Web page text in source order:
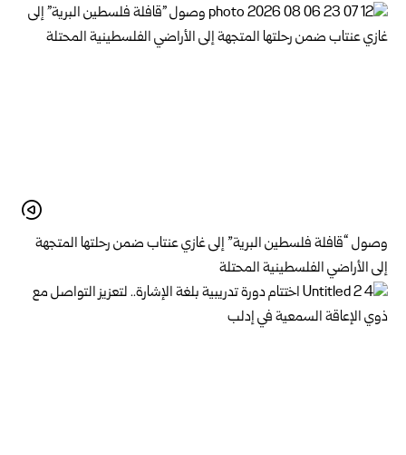
وصول “قافلة فلسطين البرية” إلى غازي عنتاب ضمن رحلتها المتجهة
إلى الأراضي الفلسطينية المحتلة